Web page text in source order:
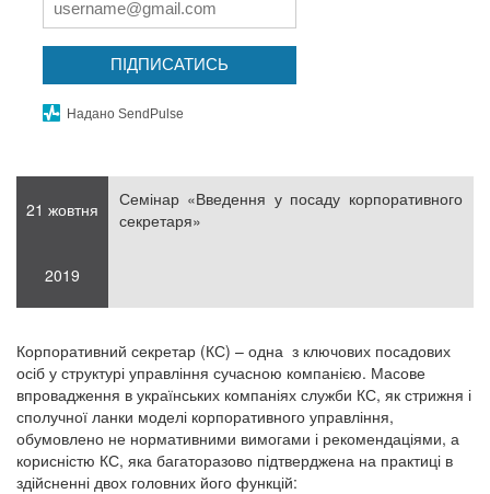
ПІДПИСАТИСЬ
Надано SendPulse
21 жовтня
2019
Семінар «Введення у посаду корпоративного
секретаря»
Корпоративний секретар (КС) – одна з ключових посадових
осіб у структурі управління сучасною компанією. Масове
впровадження в українських компаніях служби КС, як стрижня і
сполучної ланки моделі корпоративного управління,
обумовлено не нормативними вимогами і рекомендаціями, а
корисністю КС, яка багаторазово підтверджена на практиці в
здійсненні двох головних його функцій: